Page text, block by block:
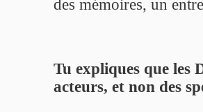
des mémoires, un
Tu expliques que les
acteurs, et non des